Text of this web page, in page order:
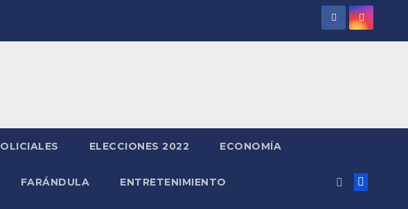
ELECCIONES 2022 ECONOMÍA
FARÁNDULA ENTRETENIMIENTO